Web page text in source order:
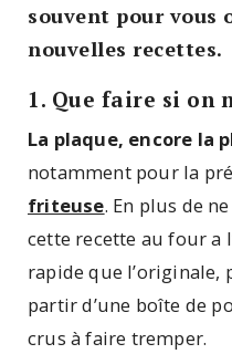
souvent pour vous
nouvelles recettes.
1. Que faire si on
La plaque, encore la
notamment pour la
friteuse. En plus de
cette recette au four a
rapide que l’originale,
partir d’une boîte de
crus à faire tremper.